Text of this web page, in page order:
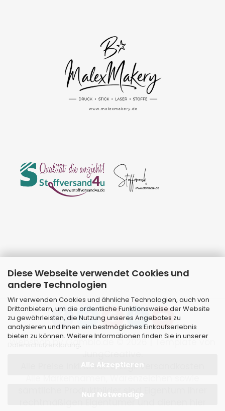
Diese Webseite verwendet Cookies und
andere Technologien
Wir verwenden Cookies und ähnliche Technologien, auch von
Drittanbietern, um die ordentliche Funktionsweise der Website
zu gewährleisten, die Nutzung unseres Angebotes zu
analysieren und Ihnen ein bestmögliches Einkaufserlebnis
bieten zu können. Weitere Informationen finden Sie in unserer
.
Alle Akzeptieren
Nur Notwendige
Webshopby Gambio.de © 2026 | Template von
Alle Preise inkl. MwSt. & zzgl. Versandkosten
sämtliche Produktbilder sind Eigentum Ihrer